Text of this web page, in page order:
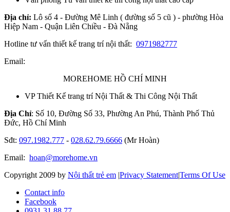
Địa chỉ: Lô số 4 - Đường Mê Linh ( đường số 5 cũ ) - phường Hòa
Hiệp Nam - Quận Liên Chiều - Đà Nẵng
Hotline tư vấn thiết kế trang trí nội thất: 0971982777
Email:
MOREHOME HỒ CHÍ MINH
VP Thiết Kế trang trí Nội Thất & Thi Công Nội Thất
Địa Chỉ: Số 10, Đường Số 33, Phường An Phú, Thành Phố Thủ
Đức, Hồ Chí Minh
Sđt: 097.1982.777 - 028.62.79.6666 (Mr Hoàn)
Email: hoan@morehome.vn
Copyright 2009 by Nội thất trẻ em |Privacy Statement|Terms Of Use
Contact info
Facebook